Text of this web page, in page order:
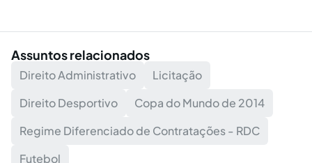
Assuntos relacionados
Direito Administrativo
Licitação
Direito Desportivo
Copa do Mundo de 2014
Regime Diferenciado de Contratações - RDC
Futebol